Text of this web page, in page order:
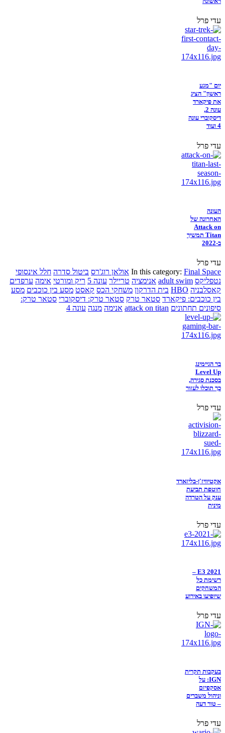
עדי פרל
יום "מגע
ראשון" הציג
את פיקארד
עונה 2,
דיסקוברי עונה
4 ועוד
עדי פרל
העונה
האחרונה של
Attack on
Titan תמשיך
ב-2022
עדי פרל
In this category: Final Space אולאן רוג'רס ביטול סדרה חלל אינסופי
נטפליקס adult swim אנימציה טריילר עונה 5 ריק ומורטי אימה ערפדים
קאסלבניה HBO בית הדרקון משחקי הכס קאסט מסע בין כוכבים מסע
בין כוכבים: פיקארד סטאר טרק סטאר טרק: דיסקוברי סטאר טרק:
סיפונים תחתונים attack on titan אנימה מנגה עונה 4
בר הגיימינג
Level Up
בסכנת סגירה,
כך תוכלו לעזור
עדי פרל
אקטיוויז'ן-בליזארד
חוטפת תביעת
ענק על הטרדה
מינית
עדי פרל
E3 2021 –
רשימת כל
המשחקים
שיופיעו באירוע
עדי פרל
בעקבות תקרית
IGN: על
אסקפיזם
וניהול משברים
– טור דעה
עדי פרל